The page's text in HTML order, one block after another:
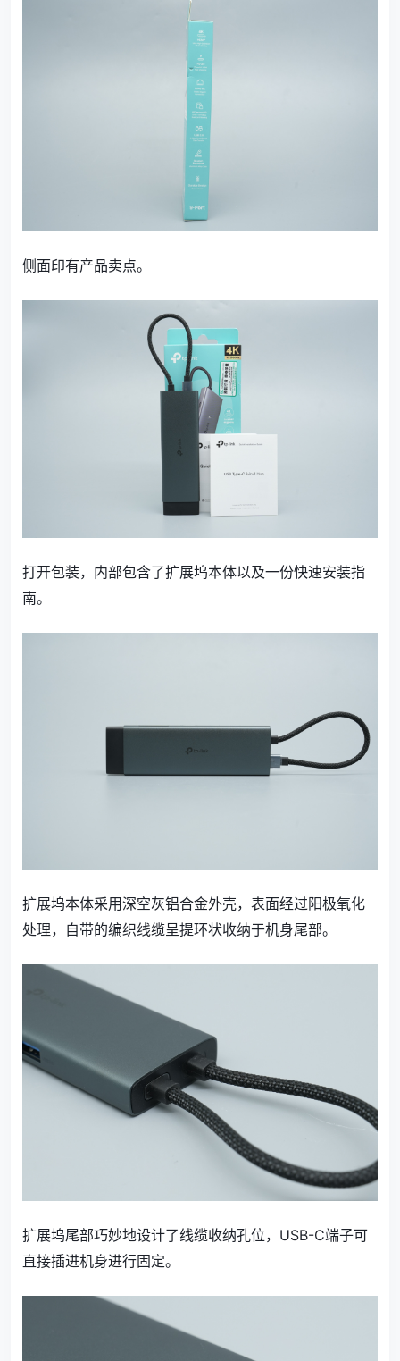
侧面印有产品卖点。
打开包装，内部包含了扩展坞本体以及一份快速安装指
南。
扩展坞本体采用深空灰铝合金外壳，表面经过阳极氧化
处理，自带的编织线缆呈提环状收纳于机身尾部。
扩展坞尾部巧妙地设计了线缆收纳孔位，USB-C端子可
直接插进机身进行固定。